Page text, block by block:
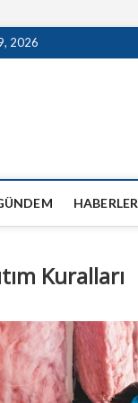
2026
HABERLER
Kuralları